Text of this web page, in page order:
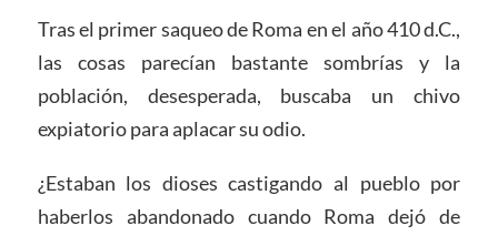
Tras el primer saqueo de Roma en el año 410 d.C.,
las cosas parecían bastante sombrías y la
población, desesperada, buscaba un chivo
expiatorio para aplacar su odio.
¿Estaban los dioses castigando al pueblo por
haberlos abandonado cuando Roma dejó de